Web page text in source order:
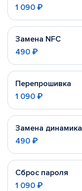
1 090 ₽
Замена NFC
490 ₽
Перепрошивка
1 090 ₽
Замена динамика
490 ₽
Сброс пароля
1 090 ₽